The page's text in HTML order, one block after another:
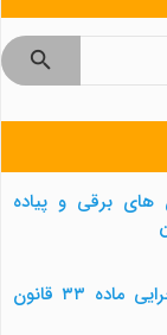
های برقی و پیاده
اعلام نظر پیرامون پیش نویس آیین نامه اجرایی ماده ۳۳ قانون